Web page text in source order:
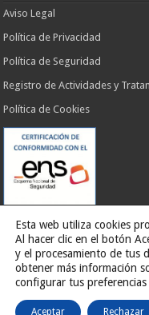
Aviso Legal
Política de Privacidad
Política de Seguridad
Registro de Actividades y
Política de Cookies
Web
Esta web utiliza cookies
Al hacer clic en el botón
y el procesamiento de tus
obtener más información
configurar tus
Aceptar Rechazar